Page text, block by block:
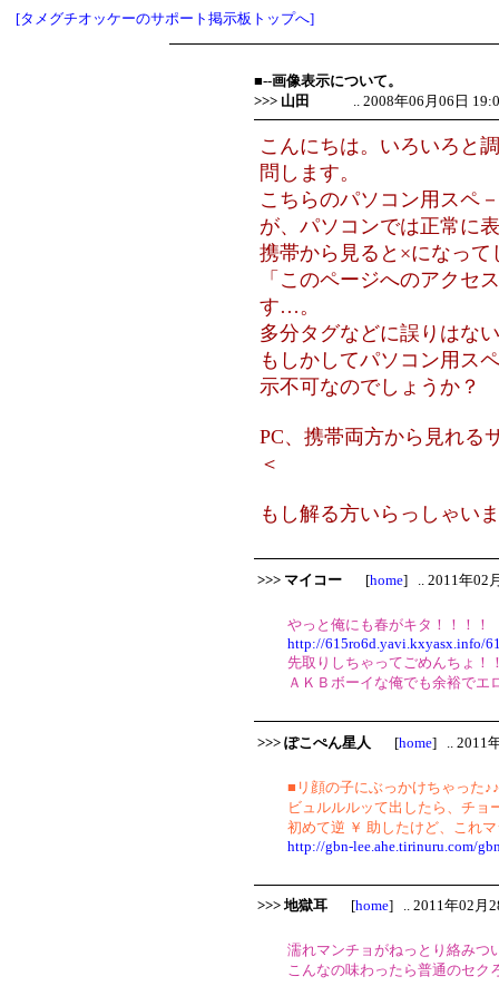
[タメグチオッケーのサポート掲示板トップへ]
■--画像表示について。
>>> 山田
.. 2008年06月06日
こんにちは。いろいろと
問します。
こちらのパソコン用スペ
が、パソコンでは正常に
携帯から見ると×になっ
「このページへのアクセ
す…。
多分タグなどに誤りはな
もしかしてパソコン用ス
示不可なのでしょうか？
PC、携帯両方から見れる
＜
もし解る方いらっしゃい
>>> マイコー [home] .. 2011年02
やっと俺にも春がキタ！！！！
http://615ro6d.yavi.kxyasx.info/
先取りしちゃってごめんちょ！
ＡＫＢボーイな俺でも余裕でエ
>>> ぽこぺん星人 [home] .. 2011
■リ顔の子にぶっかけちゃった
ビュルルルッて出したら、チョ
初めて逆 ￥ 助したけど、これ
http://gbn-lee.ahe.tirinuru.com/
>>> 地獄耳 [home] .. 2011年02月
濡れマンチョがねっとり絡みつ
こんなの味わったら普通のセク